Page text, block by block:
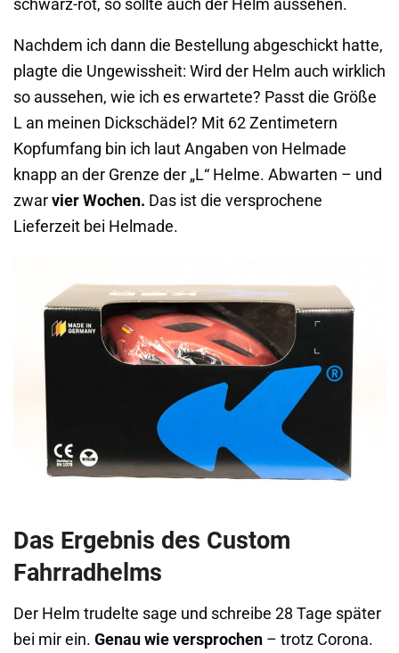
schwarz-rot, so sollte auch der Helm aussehen.
Nachdem ich dann die Bestellung abgeschickt hatte,
plagte die Ungewissheit: Wird der Helm auch wirklich
so aussehen, wie ich es erwartete? Passt die Größe
L an meinen Dickschädel? Mit 62 Zentimetern
Kopfumfang bin ich laut Angaben von Helmade
knapp an der Grenze der „L“ Helme. Abwarten – und
zwar vier Wochen. Das ist die versprochene
Lieferzeit bei Helmade.
Das Ergebnis des Custom
Fahrradhelms
Der Helm trudelte sage und schreibe 28 Tage später
bei mir ein. Genau wie versprochen – trotz Corona.